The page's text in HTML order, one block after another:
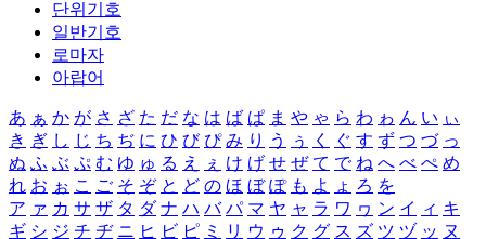
단위기호
일반기호
로마자
아랍어
あ ぁ か が さ ざ た だ な は ば ぱ ま や ゃ ら わ ゎ ん い ぃ
き ぎ し じ ち ぢ に ひ び ぴ み り う ぅ く ぐ す ず つ づ っ
ぬ ふ ぶ ぷ む ゆ ゅ る え ぇ け げ せ ぜ て で ね へ べ ぺ め
れ お ぉ こ ご そ ぞ と ど の ほ ぼ ぽ も よ ょ ろ を
ア ァ カ サ ザ タ ダ ナ ハ バ パ マ ヤ ャ ラ ワ ヮ ン イ ィ キ
ギ シ ジ チ ヂ ニ ヒ ビ ピ ミ リ ウ ゥ ク グ ス ズ ツ ヅ ッ ヌ